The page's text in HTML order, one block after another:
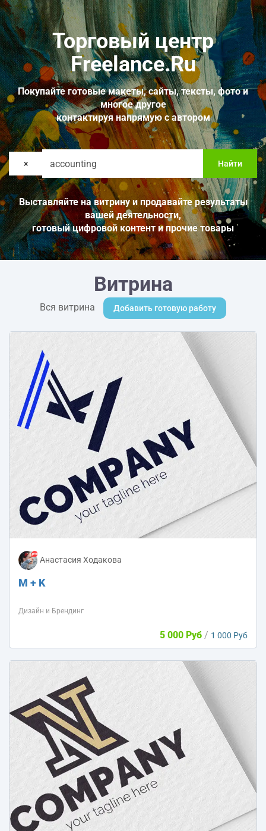
Торговый центр
Freelance.Ru
Покупайте готовые макеты, сайты, тексты, фото и
многое другое
контактируя напрямую с автором
× Найти
Выставляйте на витрину и продавайте результаты
вашей деятельности,
готовый цифровой контент и прочие товары
Витрина
Вся витрина Добавить готовую работу
Анастасия Ходакова
M + K
Дизайн и Брендинг
5 000 Руб / 1 000 Руб